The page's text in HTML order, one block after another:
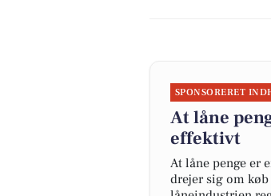
SPONSORERET
At låne
effektivt
At låne penge er
drejer sig om